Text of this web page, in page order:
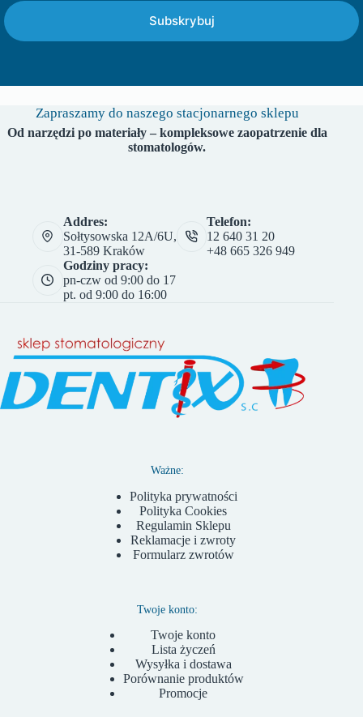
Subskrybuj
Zapraszamy do naszego stacjonarnego sklepu
Od narzędzi po materiały – kompleksowe zaopatrzenie dla
stomatologów.
Addres:
Sołtysowska 12A/6U,
31-589 Kraków
Telefon:
12 640 31 20
+48 665 326 949
Godziny pracy:
pn-czw od 9:00 do 17
pt. od 9:00 do 16:00
Ważne:
Polityka prywatności
Polityka Cookies
Regulamin Sklepu
Reklamacje i zwroty
Formularz zwrotów
Twoje konto:
Twoje konto
Lista życzeń
Wysyłka i dostawa
Porównanie produktów
Promocje